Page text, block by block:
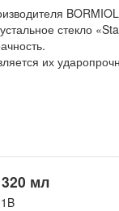
стекло
их
мл